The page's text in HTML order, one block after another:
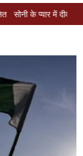
दीवानी सीता पहुंची मेरठ